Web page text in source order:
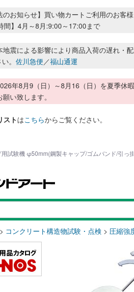
のお知らせ】買い物カートご利用のお客
間】4月～8月:9:00～17:00まで
地震による影響により商品入荷の遅れ・
。 佐川急便／福山通運
年8月9（日）～8月16（日）を夏季休
い致します。
ストはこちらからご覧ください。
試験機 φ50mm(鋼製キャップ/ゴムバンド/引っ
> コンクリート構造物試験・点検 > 圧縮強